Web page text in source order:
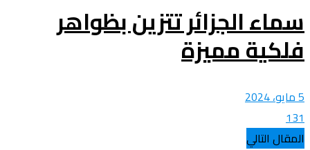
سماء الجزائر تتزين بظواهر
فلكية مميزة
5 مايو، 2024
131
المقال التالي